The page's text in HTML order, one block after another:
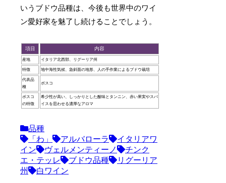
いうブドウ品種は、今後も世界中のワイ
ン愛好家を魅了し続けることでしょう。
項目 内容
産地 イタリア北西部、リグーリア州
特徴 地中海性気候、急斜面の地形、人の手作業によるブドウ栽培
代表品
種
ボスコ
ボスコ
の特徴
希少性が高い、しっかりとした酸味とタンニン、赤い果実やスパ
イスを思わせる濃厚なアロマ
品種
「わ」
アルバローラ
イタリアワ
イン
ヴェルメンティーノ
チンク
エ・テッレ
ブドウ品種
リグーリア
州
白ワイン